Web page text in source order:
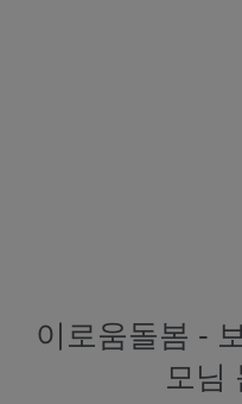
이로움돌봄 -
모님